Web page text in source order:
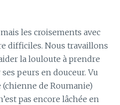
les croisements avec
difficiles. Nous travaillons
la louloute à prendre
peurs en douceur. Vu
de Roumanie)
pas encore lâchée en